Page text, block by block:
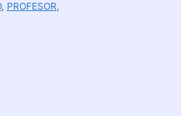
, PROFESOR,